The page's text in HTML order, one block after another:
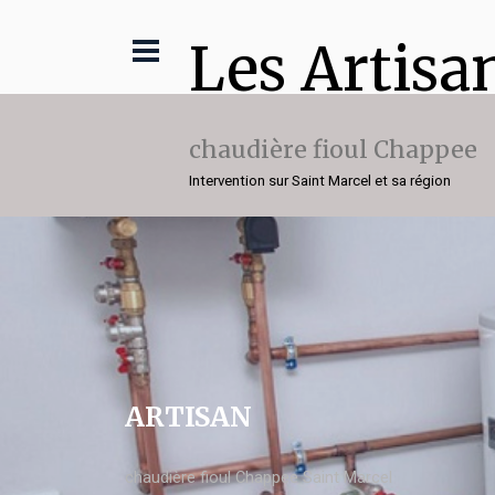
Les
chaudière fioul Chappee
Intervention sur Saint Marcel et sa région
ARTISAN
chaudière fioul Chappee Saint Marcel